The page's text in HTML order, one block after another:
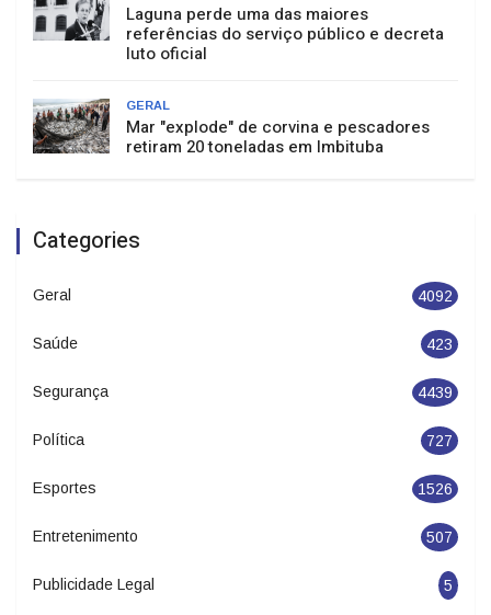
Laguna perde uma das maiores
referências do serviço público e decreta
luto oficial
GERAL
Mar "explode" de corvina e pescadores
retiram 20 toneladas em Imbituba
Categories
Geral 4092
Saúde 423
Segurança 4439
Política 727
Esportes 1526
Entretenimento 507
Publicidade Legal 5